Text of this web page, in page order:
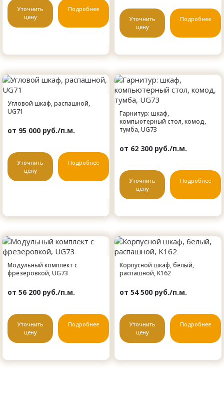
Уточнить
цену
Подробнее
Уточнить
цену
Подробнее
Угловой шкаф, распашной,
UG71
от 95 000 руб./п.м.
Уточнить
цену
Подробнее
Гарнитур: шкаф,
компьютерный стол, комод,
тумба, UG73
от 62 300 руб./п.м.
Уточнить
цену
Подробнее
Модульный комплект с
фрезеровкой, UG73
от 56 200 руб./п.м.
Уточнить
цену
Подробнее
Корпусной шкаф, белый,
распашной, K162
от 54 500 руб./п.м.
Уточнить
цену
Подробнее